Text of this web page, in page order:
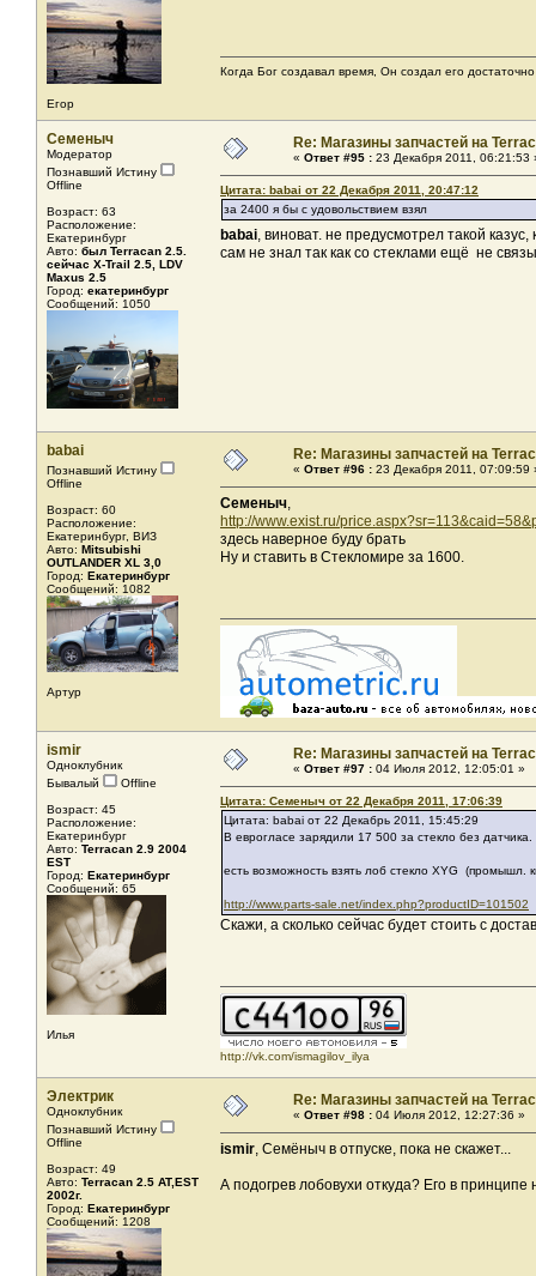
Егор
Когда Бог создавал время, Он создал его достаточно
Семеныч
Модератор
Познавший Истину
Offline
Возраст: 63
Расположение:
Екатеринбург
Авто: был Terracan 2.5.
сейчас X-Trail 2.5, LDV
Maxus 2.5
Город: екатеринбург
Сообщений: 1050
Re: Магазины запчастей на
« Ответ #95 : 23 Декабря 2011, 06:21:53
Цитата: babai от 22 Декабря 2011, 20:47:12
за 2400 я бы с удовольствием взял
babai, виноват. не предусмотрел такой
сам не знал так как со стеклами ещё не
babai
Познавший Истину
Offline
Возраст: 60
Расположение:
Екатеринбург, ВИЗ
Авто: Mitsubishi
OUTLANDER XL 3,0
Город: Екатеринбург
Сообщений: 1082
Артур
Re: Магазины запчастей на
« Ответ #96 : 23 Декабря 2011, 07:09:59
Семеныч,
http://www.exist.ru/
здесь наверное буду брать
Ну и ставить в Стекломире за 1600.
ismir
Одноклубник
Бывалый
Offline
Возраст: 45
Расположение:
Екатеринбург
Авто: Terracan 2.9 2004
EST
Город: Екатеринбург
Сообщений: 65
Илья
Re: Магазины запчастей на
« Ответ #97 : 04 Июля 2012, 12:05:01 »
Цитата: Семеныч от 22 Декабря 2011, 17:06:39
Цитата: babai от 22 Декабрь 2011, 15:45:29
В еврогласе зарядили 17 500 за стекло без
есть возможность взять лоб стекло XYG (промышл.
http://www.parts-sale.net/index.php?productID=101502
Скажи, а сколько сейчас будет стоить с
http://vk.com/ismagilov_ilya
Электрик
Одноклубник
Познавший Истину
Offline
Возраст: 49
Авто: Terracan 2.5 AT,EST
2002г.
Город: Екатеринбург
Сообщений: 1208
Re: Магазины запчастей на
« Ответ #98 : 04 Июля 2012, 12:27:36 »
ismir, Семёныч в отпуске, пока не скажет...
А подогрев лобовухи откуда? Его в принципе